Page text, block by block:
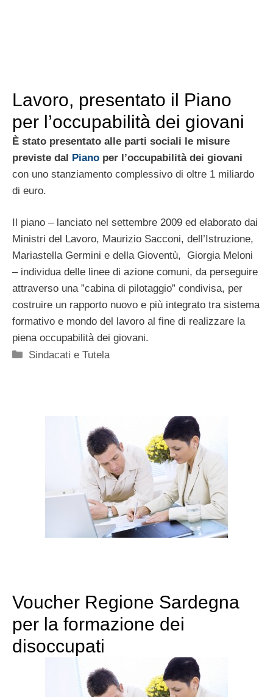
Lavoro, presentato il Piano
per l’occupabilità dei giovani
È stato presentato alle parti sociali le misure
previste dal Piano per l’occupabilità dei giovani
con uno stanziamento complessivo di oltre 1 miliardo
di euro.
Il piano – lanciato nel settembre 2009 ed elaborato dai
Ministri del Lavoro, Maurizio Sacconi, dell’Istruzione,
Mariastella Germini e della Gioventù, Giorgia Meloni
– individua delle linee di azione comuni, da perseguire
attraverso una ”cabina di pilotaggio” condivisa, per
costruire un rapporto nuovo e più integrato tra sistema
formativo e mondo del lavoro al fine di realizzare la
piena occupabilità dei giovani.
Categorie
Sindacati e Tutela
Voucher Regione Sardegna
per la formazione dei
disoccupati